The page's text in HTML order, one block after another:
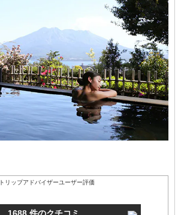
トリップアドバイザーユーザー評価